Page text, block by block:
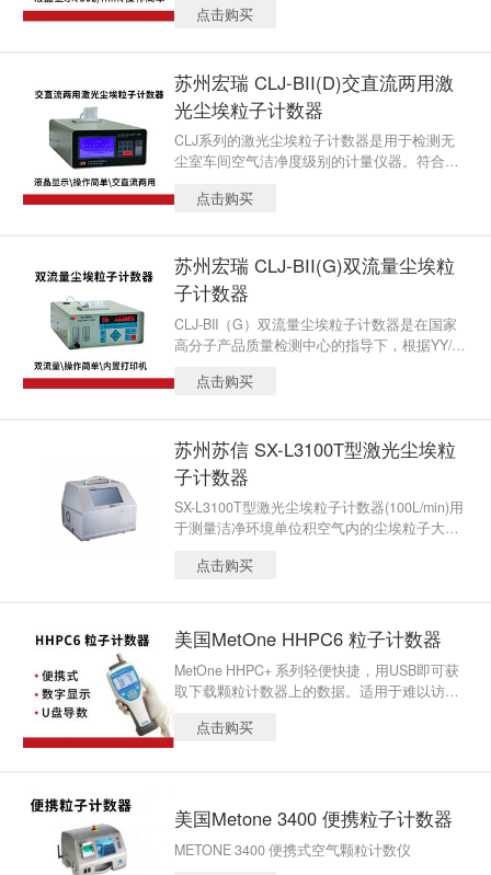
的洁净环境。
点击购买
苏州宏瑞 CLJ-BII(D)交直流两用激
光尘埃粒子计数器
CLJ系列的激光尘埃粒子计数器是用于检测无
尘室车间空气洁净度级别的计量仪器。符合国
器校准规范》规程的技术要求，整机功能采用
点击购买
苏州宏瑞 CLJ-BII(G)双流量尘埃粒
子计数器
CLJ-BII（G）双流量尘埃粒子计数器是在国家
高分子产品质量检测中心的指导下，根据YY/T0
别的计量仪器.
点击购买
苏州苏信 SX-L3100T型激光尘埃粒
子计数器
SX-L3100T型激光尘埃粒子计数器(100L/min)用
于测量洁净环境单位积空气内的尘埃粒子大小
区的洁净环境。
点击购买
美国MetOne HHPC6 粒子计数器
MetOne HHPC+ 系列轻便快捷，用USB即可获
取下载颗粒计数器上的数据。适用于难以访问
视化的颗粒物监测趋势；将您的MET ONE HHP
C+放在洁净室的充电插座上；简便的网络连
点击购买
美国Metone 3400 便携粒子计数器
METONE 3400 便携式空气颗粒计数仪